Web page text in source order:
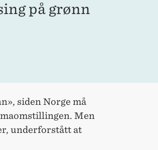
på grønn
siden Norge må
Men
underforstått at